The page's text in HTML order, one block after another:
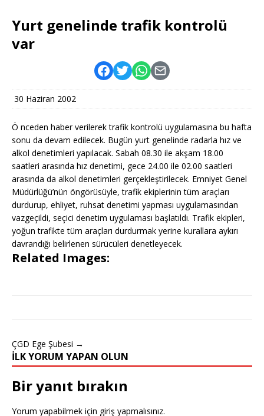
Yurt genelinde trafik kontrolü
var
30 Haziran 2002
Ö nceden haber verilerek trafik kontrolü uygulamasına bu hafta
sonu da devam edilecek. Bugün yurt genelinde radarla hız ve
alkol denetimleri yapılacak. Sabah 08.30 ile akşam 18.00
saatleri arasında hız denetimi, gece 24.00 ile 02.00 saatleri
arasında da alkol denetimleri gerçekleştirilecek. Emniyet Genel
Müdürlüğü’nün öngörüsüyle, trafik ekiplerinin tüm araçları
durdurup, ehliyet, ruhsat denetimi yapması uygulamasından
vazgeçildi, seçici denetim uygulaması başlatıldı. Trafik ekipleri,
yoğun trafikte tüm araçları durdurmak yerine kurallara aykırı
davrandığı belirlenen sürücüleri denetleyecek.
Related Images:
ÇGD Ege Şubesi →
İLK YORUM YAPAN OLUN
Bir yanıt bırakın
Yorum yapabilmek için giriş yapmalısınız.